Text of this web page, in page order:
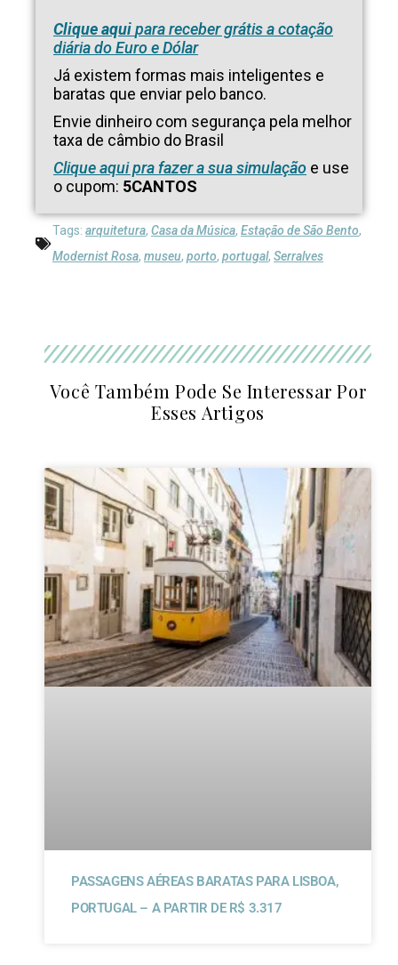
Clique aquipara receber grátis a cotação
diária do Euro e Dólar
Já existem formas mais inteligentes e
baratas que enviar pelo banco.
Envie dinheiro com segurança pela melhor
taxa de câmbio do Brasil
Clique aqui pra fazer a sua simulação e use
o cupom: 5CANTOS
Tags: arquitetura, Casa da Música, Estação de São Bento,
Modernist Rosa, museu, porto, portugal, Serralves
PASSAGENS AÉREAS BARATAS PARA LISBOA,
PORTUGAL – A PARTIR DE R$ 3.317
Você Também Pode Se Interessar Por
Esses Artigos